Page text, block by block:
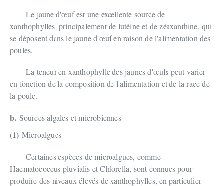
Le jaune d'œuf est une excellente source de
xanthophylles, principalement de lutéine et de zéaxanthine, qui
se déposent dans le jaune d'œuf en raison de l'alimentation des
poules.
La teneur en xanthophylle des jaunes d'œufs peut varier
en fonction de la composition de l'alimentation et de la race de
la poule.
b. Sources algales et microbiennes
(1) Microalgues
Certaines espèces de microalgues, comme
Haematococcus pluvialis et Chlorella, sont connues pour
produire des niveaux élevés de xanthophylles, en particulier